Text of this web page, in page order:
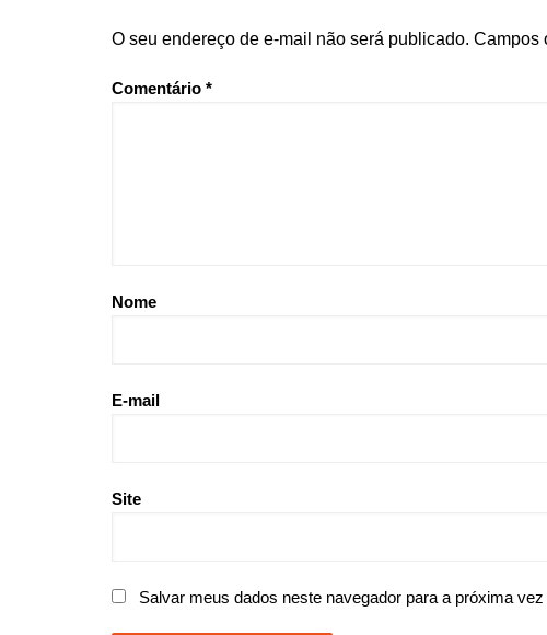
O seu endereço de e-mail não será publicado. Campos
Comentário *
Nome
E-mail
Site
Salvar meus dados neste navegador para a próxima